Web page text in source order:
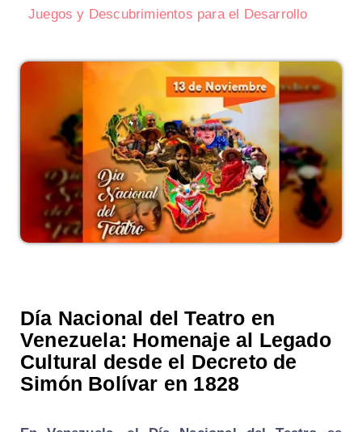
Juegos y Descubrimientos para el Desarrollo
Día Nacional del Teatro en
Venezuela: Homenaje al Legado
Cultural desde el Decreto de
Simón Bolívar en 1828